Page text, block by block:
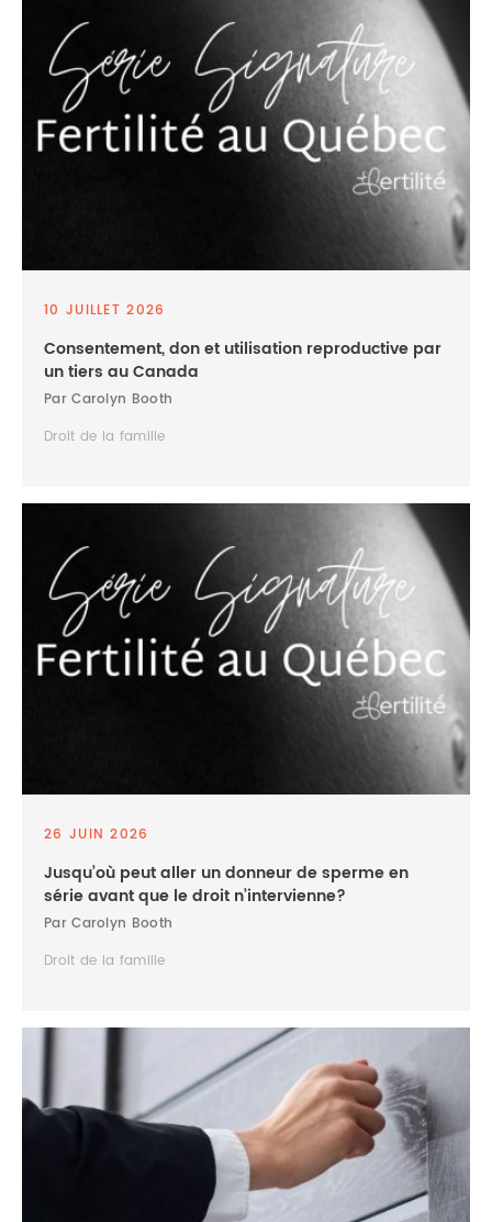
10 JUILLET 2026
Consentement, don et utilisation reproductive par
un tiers au Canada
Par Carolyn Booth
Droit de la famille
26 JUIN 2026
Jusqu’où peut aller un donneur de sperme en
série avant que le droit n’intervienne?
Par Carolyn Booth
Droit de la famille